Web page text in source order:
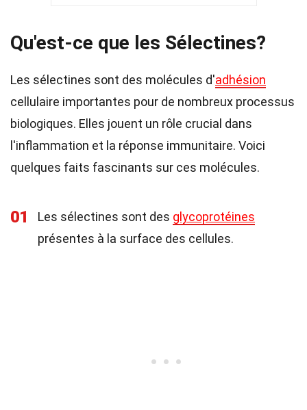
Qu'est-ce que les Sélectines?
Les sélectines sont des molécules d'adhésion
cellulaire importantes pour de nombreux processus
biologiques. Elles jouent un rôle crucial dans
l'inflammation et la réponse immunitaire. Voici
quelques faits fascinants sur ces molécules.
01 Les sélectines sont des glycoprotéines
présentes à la surface des cellules.